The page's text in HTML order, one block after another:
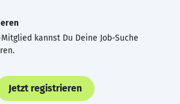
kannst Du Deine Job-Suche
Jetzt registrieren